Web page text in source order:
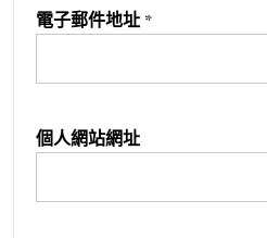
電子郵件地址 *
個人網站網址